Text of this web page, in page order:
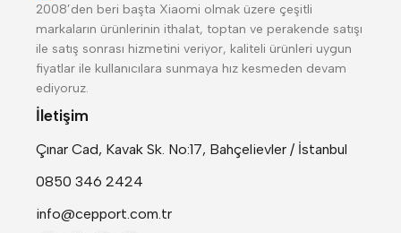
2008’den beri başta Xiaomi olmak üzere çeşitli
markaların ürünlerinin ithalat, toptan ve perakende satışı
ile satış sonrası hizmetini veriyor, kaliteli ürünleri uygun
fiyatlar ile kullanıcılara sunmaya hız kesmeden devam
ediyoruz.
İletişim
Çınar Cad, Kavak Sk. No:17, Bahçelievler / İstanbul
0850 346 2424
info@cepport.com.tr